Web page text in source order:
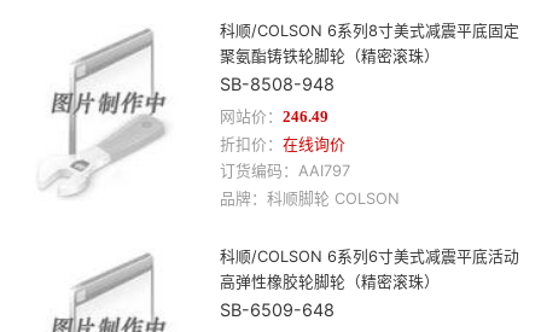
科顺/COLSON 6系列8寸美式减震平底固定
聚氨酯铸铁轮脚轮（精密滚珠）
SB-8508-948
网站价： 246.49
折扣价： 在线询价
订货编码： AAI797
品牌： 科顺脚轮 COLSON
科顺/COLSON 6系列6寸美式减震平底活动
高弹性橡胶轮脚轮（精密滚珠）
SB-6509-648